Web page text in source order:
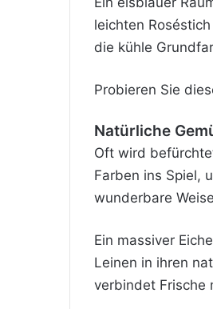
leichten
die kühle
Probieren Sie
Natürliche
Oft wird
Farben ins Spiel,
wunderbare
Ein massiver
Leinen in ihren
verbindet Frische